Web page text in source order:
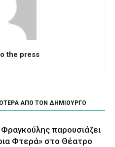
the press
ΑΠΟ ΤΟΝ ΔΗΜΙΟΥΡΓΟ
παρουσιάζει
Φτερά» στο Θέατρο